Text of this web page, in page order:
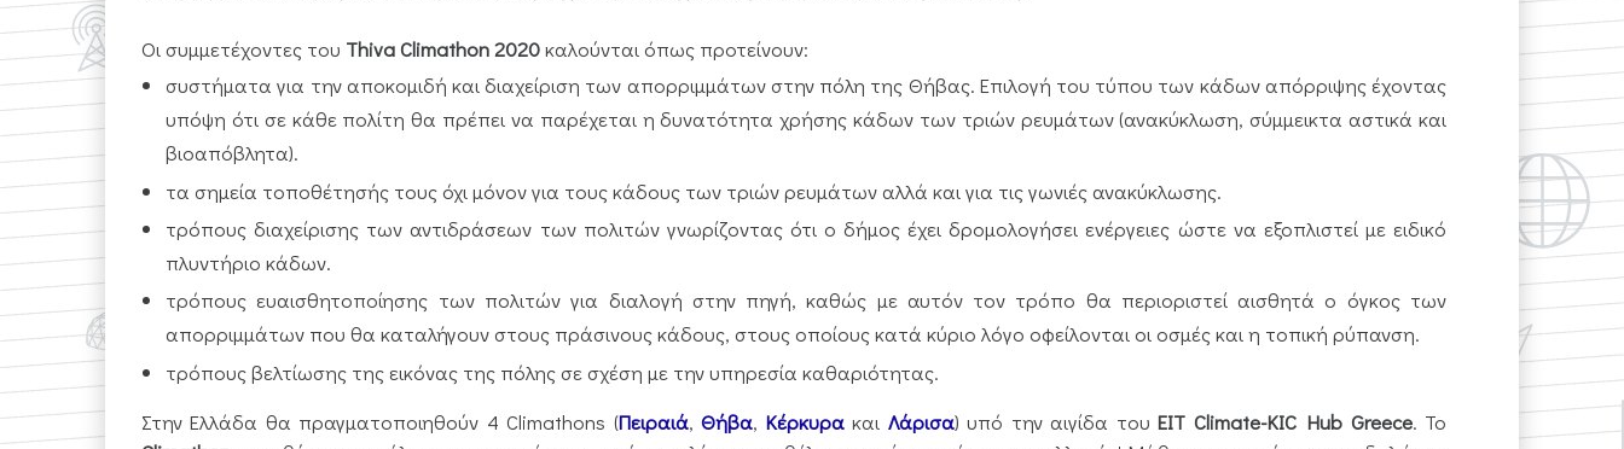
Οι συμμετέχοντες του Thiva Climathon 2020καλούνται όπως προτείνουν:
συστήματα για την αποκομιδή και διαχείριση των απορριμμάτων στην πόλη της Θήβας. Επιλογή του τύπου των κάδων απόρριψης έχοντας
υπόψη ότι σε κάθε πολίτη θα πρέπει να παρέχεται η δυνατότητα χρήσης κάδων των τριών ρευμάτων (ανακύκλωση, σύμμεικτα αστικά και
βιοαπόβλητα).
τα σημεία τοποθέτησής τους όχι μόνον για τους κάδους των τριών ρευμάτων αλλά και για τις γωνιές ανακύκλωσης.
τρόπους διαχείρισης των αντιδράσεων των πολιτών γνωρίζοντας ότι ο δήμος έχει δρομολογήσει ενέργειες ώστε να εξοπλιστεί με ειδικό
πλυντήριο κάδων.
τρόπους ευαισθητοποίησης των πολιτών για διαλογή στην πηγή, καθώς με αυτόν τον τρόπο θα περιοριστεί αισθητά ο όγκος των
απορριμμάτων που θα καταλήγουν στους πράσινους κάδους, στους οποίους κατά κύριο λόγο οφείλονται οι οσμές και η τοπική ρύπανση.
τρόπους βελτίωσης της εικόνας της πόλης σε σχέση με την υπηρεσία καθαριότητας.
Στην Ελλάδα θα πραγματοποιηθούν 4 Climathons (Πειραιά,Θήβα, Κέρκυρακαι Λάρισα) υπό την αιγίδα τουEIT Climate-KIC Hub Greece. Το